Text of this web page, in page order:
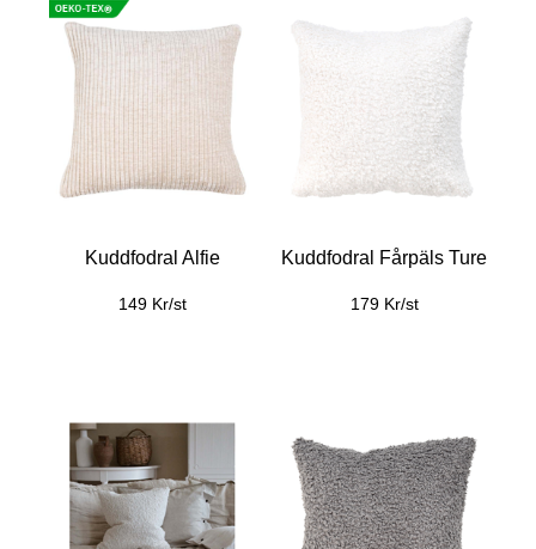
Kuddfodral Alfie
149 Kr/st
Kuddfodral Fårpäls Ture
179 Kr/st